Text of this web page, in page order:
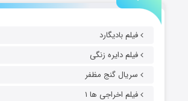
فیلم بادیگارد
فیلم دایره زنگی
سریال گنج مظفر
فیلم اخراجی ها ۱